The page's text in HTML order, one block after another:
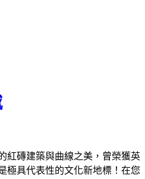
紅磚建築與曲線之美，曾榮獲英
極具代表性的文化新地標！在您